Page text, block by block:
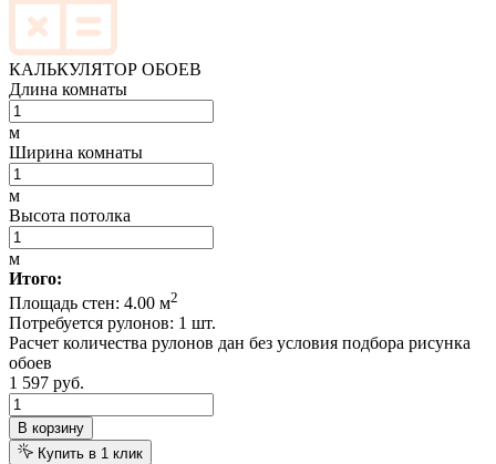
КАЛЬКУЛЯТОР ОБОЕВ
Длина комнаты
м
Ширина комнаты
м
Высота потолка
м
Итого:
Площадь стен: 4.00 м2
Потребуется рулонов: 1 шт.
Расчет количества рулонов дан без условия подбора рисунка
обоев
1 597 руб.
В корзину
Купить в 1 клик